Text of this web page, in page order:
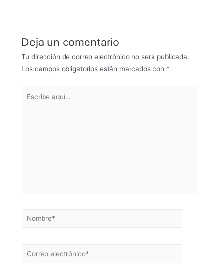
Deja un comentario
Tu dirección de correo electrónico no será publicada.
Los campos obligatorios están marcados con *